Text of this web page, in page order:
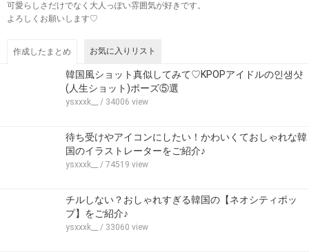
可愛らしさだけでなく大人っぽい雰囲気が好きです。
よろしくお願いします♡
作成したまとめ お気に入りリスト
韓国風ショット真似してみて♡KPOPアイドルの인생샷
(人生ショット)ポーズ⑤選
ysxxxk__ / 34006 view
待ち受けやアイコンにしたい！かわいくておしゃれな韓
国のイラストレーターをご紹介♪
ysxxxk__ / 74519 view
チルしない？おしゃれすぎる韓国の【ネオシティポッ
プ】をご紹介♪
ysxxxk__ / 33060 view